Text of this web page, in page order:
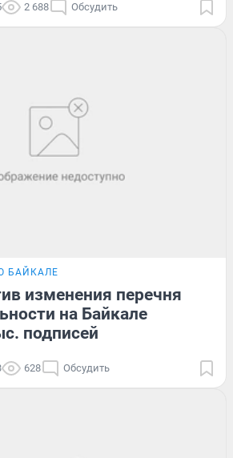
2 688 Обсудить
БАЙКАЛЕ
изменения перечня
на Байкале
подписей
628 Обсудить